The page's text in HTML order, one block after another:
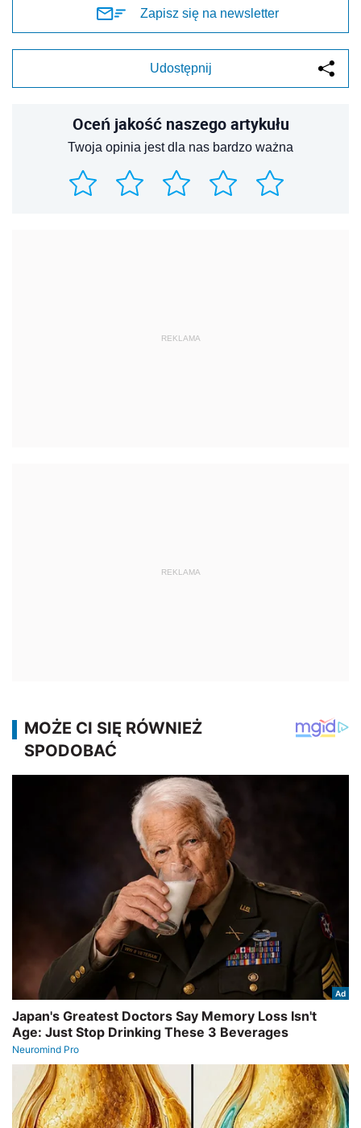
Zapisz się na newsletter
Udostępnij
Oceń jakość naszego artykułu
Twoja opinia jest dla nas bardzo ważna
REKLAMA
REKLAMA